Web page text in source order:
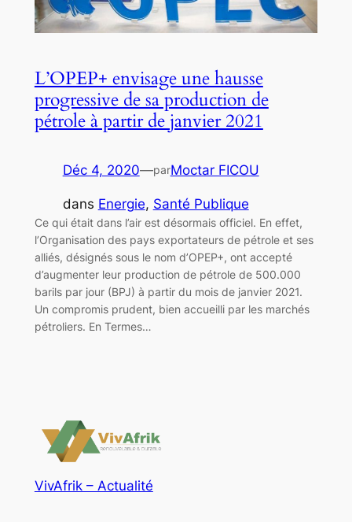
L’OPEP+ envisage une hausse
progressive de sa production de
pétrole à partir de janvier 2021
Déc 4, 2020—parMoctar FICOU
dans Energie, Santé Publique
Ce qui était dans l’air est désormais officiel. En effet,
l’Organisation des pays exportateurs de pétrole et ses
alliés, désignés sous le nom d’OPEP+, ont accepté
d’augmenter leur production de pétrole de 500.000
barils par jour (BPJ) à partir du mois de janvier 2021.
Un compromis prudent, bien accueilli par les marchés
pétroliers. En Termes…
VivAfrik – Actualité